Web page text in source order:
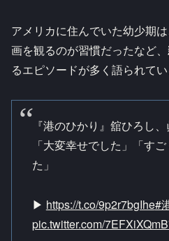
アメリカに住んでいた幼少期
画を観るのが習慣だったなど、
るエピソードが多く語られてい
『港のひかり』舘ひろし
「大変幸せでした」「す
た」
▶ https://t.co/9p2r7bgIhe#
pic.twitter.com/